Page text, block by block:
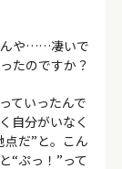
んや……凄いで
たのですか？
ていったんで
自分がいなく
点だ”と。こん
“ぷっ！”って